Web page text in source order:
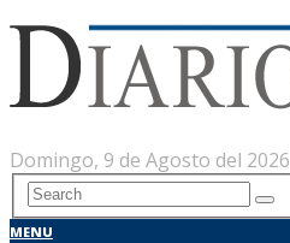
Domingo, 9 de Agosto del 2026
MENU